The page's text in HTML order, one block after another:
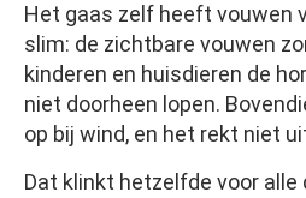
Het gaas zelf heeft vouwen
slim: de zichtbare vouwen
kinderen en huisdieren de
niet doorheen lopen.
op bij wind, en het rekt niet
Dat klinkt hetzelfde voor alle